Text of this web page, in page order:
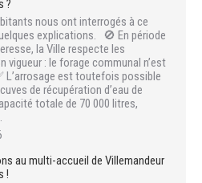
?
nous ont interrogés à ce
explications. 🚫 En période
la Ville respecte les
vigueur : le forage communal n’est
L’arrosage est toutefois possible
de récupération d’eau de
totale de 70 000 litres,
au multi-accueil de Villemandeur
!